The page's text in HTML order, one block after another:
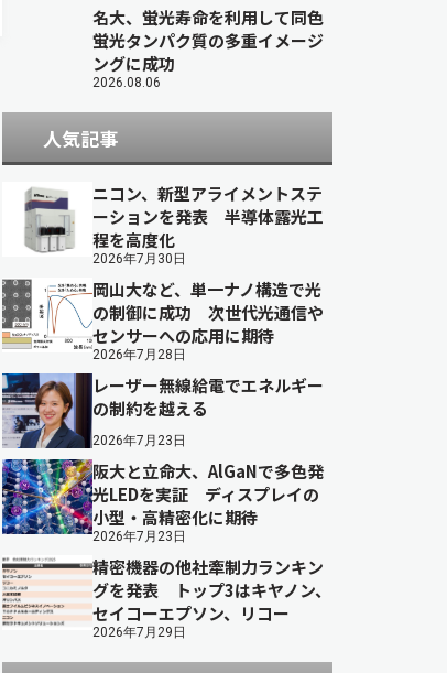
名大、蛍光寿命を利用して同色
蛍光タンパク質の多重イメージ
ングに成功
2026.08.06
人気記事
ニコン、新型アライメントステ
ーションを発表 半導体露光工
程を高度化
2026年7月30日
岡山大など、単一ナノ構造で光
の制御に成功 次世代光通信や
センサーへの応用に期待
2026年7月28日
レーザー無線給電でエネルギー
の制約を越える
2026年7月23日
阪大と立命大、AlGaNで多色発
光LEDを実証 ディスプレイの
小型・高精密化に期待
2026年7月23日
精密機器の他社牽制力ランキン
グを発表 トップ3はキヤノン、
セイコーエプソン、リコー
2026年7月29日